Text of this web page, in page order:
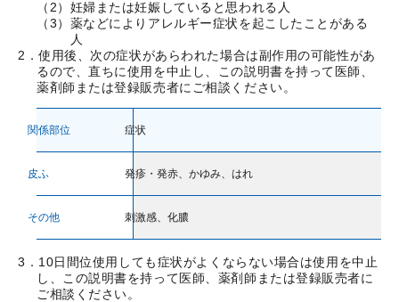
0120-733-610
[受付時間／月～金：10時～16時（土・日・祝、および夏季休業日と年末年始
を除く)]
（2）妊婦または妊娠していると思われる人
（3）薬などによりアレルギー症状を起こしたことがある
人
2．使用後、次の症状があらわれた場合は副作用の可能性があ
るので、直ちに使用を中止し、この説明書を持って医師、
薬剤師または登録販売者にご相談ください。
関係部位 症状
皮ふ 発疹・発赤、かゆみ、はれ
その他 刺激感、化膿
3．10日間位使用しても症状がよくならない場合は使用を中止
し、この説明書を持って医師、薬剤師または登録販売者に
ご相談ください。